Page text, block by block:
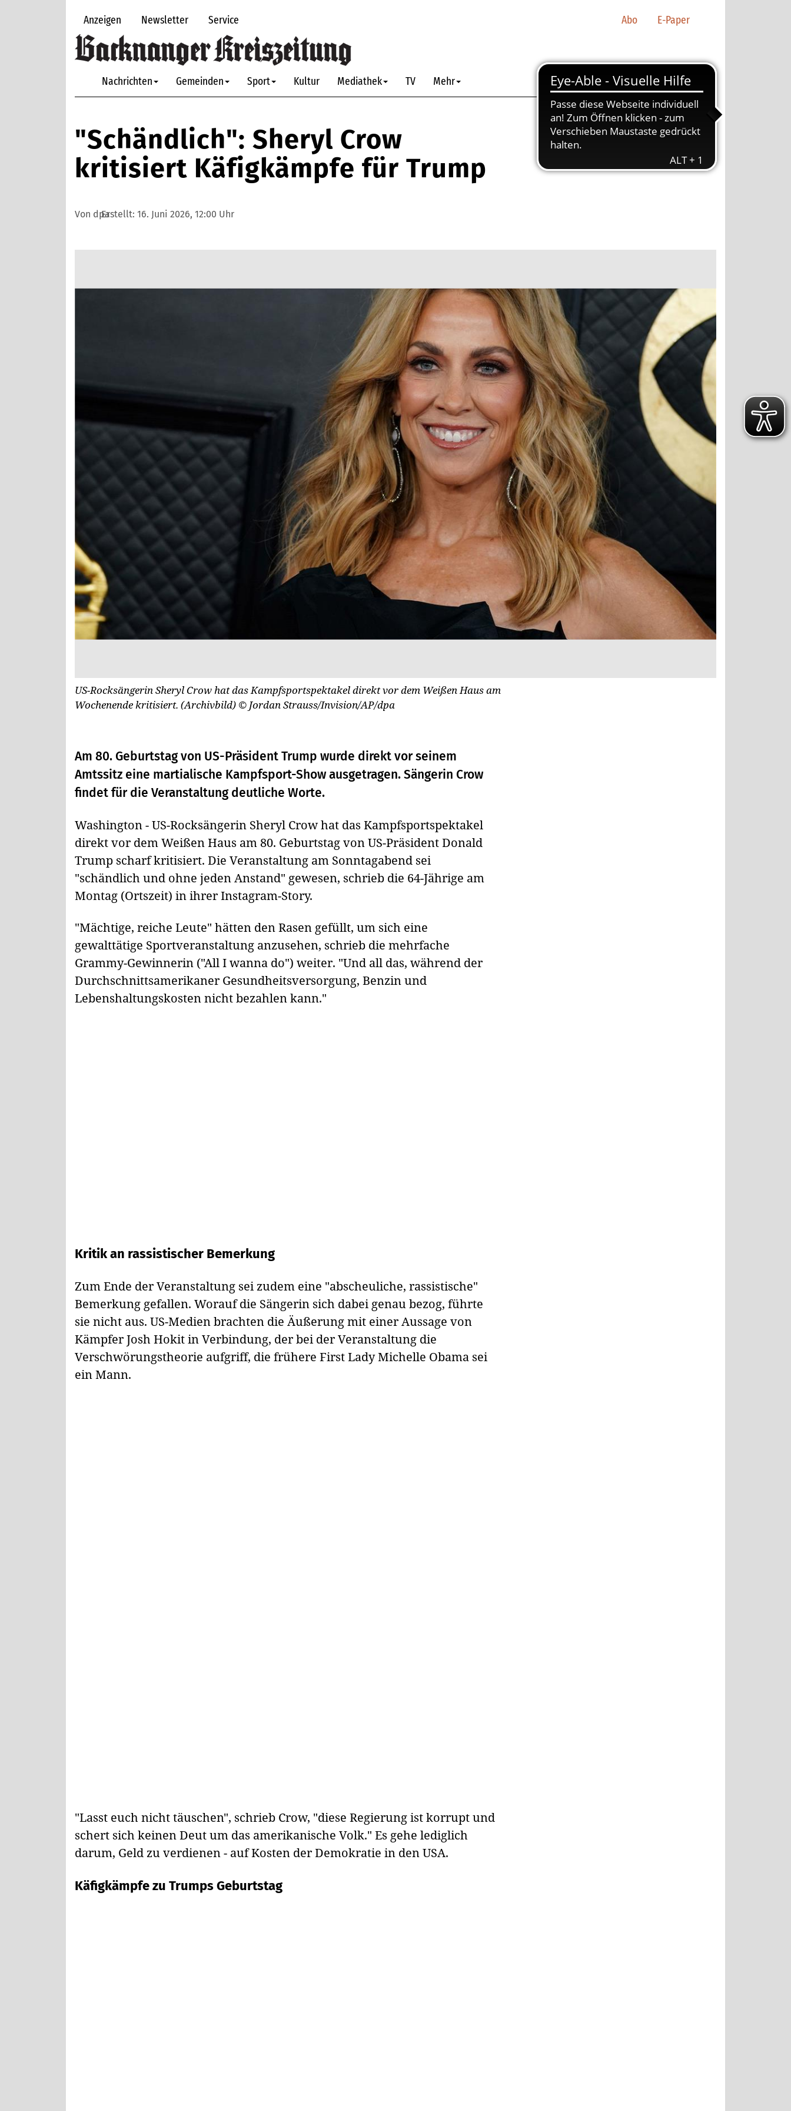
Anzeigen Newsletter Service Abo E-Paper
Nachrichten Gemeinden Sport Kultur Mediathek TV Mehr
"Schändlich": Sheryl Crow
kritisiert Käfigkämpfe für Trump
Von dpaErstellt: 16. Juni 2026, 12:00 Uhr
US-Rocksängerin Sheryl Crow hat das Kampfsportspektakel direkt vor dem Weißen Haus am
Wochenende kritisiert. (Archivbild) © Jordan Strauss/Invision/AP/dpa
Am 80. Geburtstag von US-Präsident Trump wurde direkt vor seinem
Amtssitz eine martialische Kampfsport-Show ausgetragen. Sängerin Crow
findet für die Veranstaltung deutliche Worte.
Washington - US-Rocksängerin Sheryl Crow hat das Kampfsportspektakel
direkt vor dem Weißen Haus am 80. Geburtstag von US-Präsident Donald
Trump scharf kritisiert. Die Veranstaltung am Sonntagabend sei
"schändlich und ohne jeden Anstand" gewesen, schrieb die 64-Jährige am
Montag (Ortszeit) in ihrer Instagram-Story.
"Mächtige, reiche Leute" hätten den Rasen gefüllt, um sich eine
gewalttätige Sportveranstaltung anzusehen, schrieb die mehrfache
Grammy-Gewinnerin ("All I wanna do") weiter. "Und all das, während der
Durchschnittsamerikaner Gesundheitsversorgung, Benzin und
Lebenshaltungskosten nicht bezahlen kann."
Kritik an rassistischer Bemerkung
Zum Ende der Veranstaltung sei zudem eine "abscheuliche, rassistische"
Bemerkung gefallen. Worauf die Sängerin sich dabei genau bezog, führte
sie nicht aus. US-Medien brachten die Äußerung mit einer Aussage von
Kämpfer Josh Hokit in Verbindung, der bei der Veranstaltung die
Verschwörungstheorie aufgriff, die frühere First Lady Michelle Obama sei
ein Mann.
"Lasst euch nicht täuschen", schrieb Crow, "diese Regierung ist korrupt und
schert sich keinen Deut um das amerikanische Volk." Es gehe lediglich
darum, Geld zu verdienen - auf Kosten der Demokratie in den USA.
Käfigkämpfe zu Trumps Geburtstag